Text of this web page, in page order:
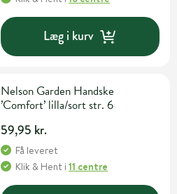
Læg i kurv
Nelson Garden Handske
’Comfort’ lilla/sort str. 6
59,95 kr.
Få leveret
Klik & Hent i11 centre